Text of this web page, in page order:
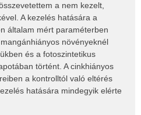
a nem kezelt,
A kezelés hatására a
általam mért paraméterben
növényeknél
és a fotoszintetikus
történt. A cinkhiányos
a kontrolltól való eltérés
hatására mindegyik elérte